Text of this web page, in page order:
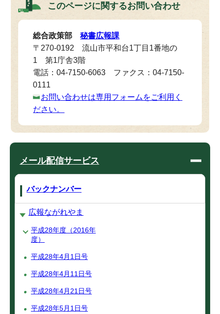
このページに関するお問い合わせ
総合政策部秘書広報課
〒270-0192 流山市平和台1丁目1番地の
1 第1庁舎3階
電話：04-7150-6063 ファクス：04-7150-
0111
お問い合わせは専用フォームをご利用く
ださい。
メール配信サービス
バックナンバー
広報ながれやま
平成28年度（2016年
度）
平成28年4月1日号
平成28年4月11日号
平成28年4月21日号
平成28年5月1日号